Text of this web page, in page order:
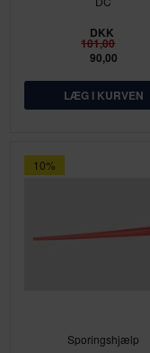
DKK
101,00
90,00
10%
Sporingshjælp